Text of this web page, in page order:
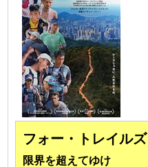
フォー・トレイルズ
限界を超えてゆけ